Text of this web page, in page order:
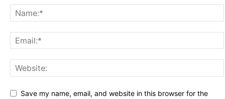
Save my name, email, and website in this browser for the